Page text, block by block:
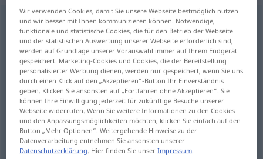
benli
Übersicht aller Übersetzungen
(Für mehr Details die Übersetzung anklicken/antippen)
sich duzen
Beispiele
senli benlikonuşmak
Wir verwenden Cookies, damit Sie unsere Webseite bestmöglich nutzen
und wir besser mit Ihnen kommunizieren können. Notwendige,
funktionale und statistische Cookies, die für den Betrieb der Webseite
und der statistischen Auswertung unserer Webseite erforderlich sind,
werden auf Grundlage unserer Vorauswahl immer auf Ihrem Endgerät
gespeichert. Marketing-Cookies und Cookies, die der Bereitstellung
personalisierter Werbung dienen, werden nur gespeichert, wenn Sie uns
durch einen Klick auf den „Akzeptieren“-Button Ihr Einverständnis
geben. Klicken Sie ansonsten auf „Fortfahren ohne Akzeptieren“. Sie
können Ihre Einwilligung jederzeit für zukünftige Besuche unserer
Webseite widerrufen. Wenn Sie weitere Informationen zu den Cookies
und den Anpassungsmöglichkeiten möchten, klicken Sie einfach auf den
Button „Mehr Optionen“. Weitergehende Hinweise zu der
Datenverarbeitung entnehmen Sie ansonsten unserer
Datenschutzerklärung. Hier finden Sie unserImpressum.